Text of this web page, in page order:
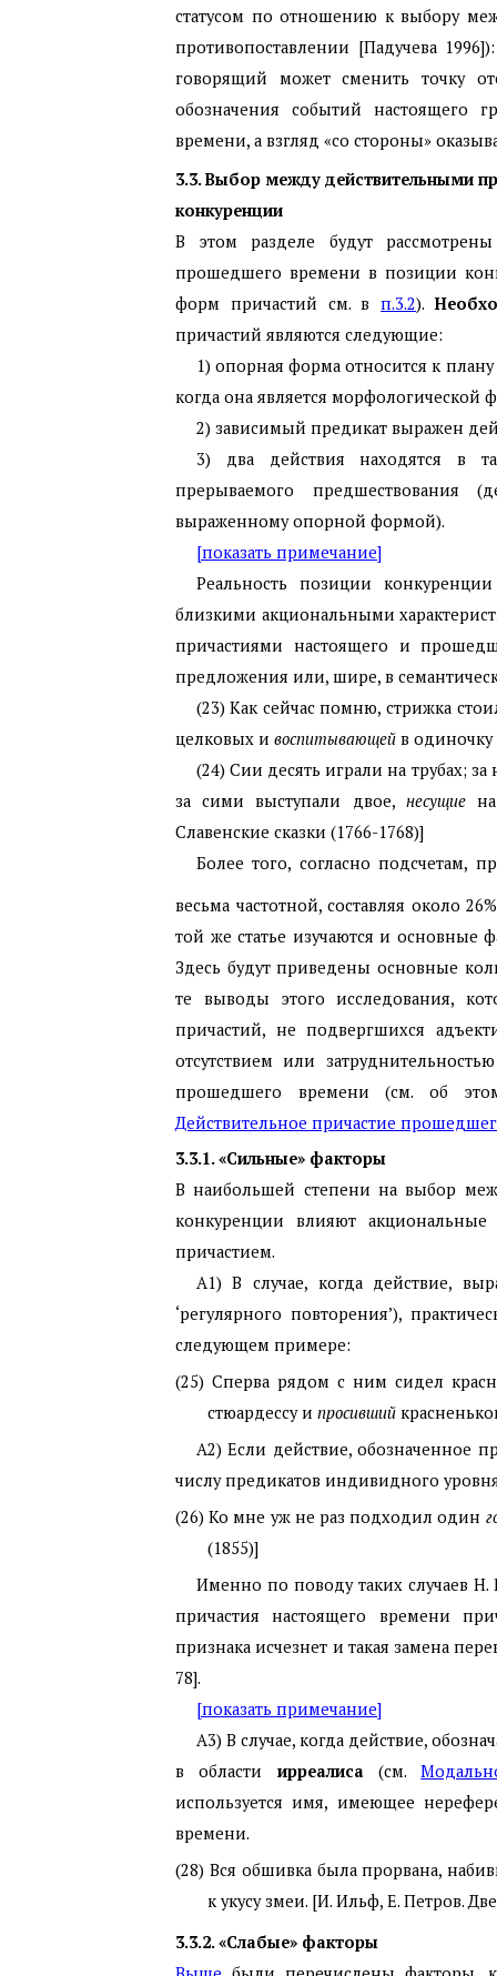
статусом по отношению к выбору
противопоставлении [Падучева
говорящий может сменить точку
обозначения событий настоящего
времени, а взгляд «со стороны»
3.3. Выбор между действительными
конкуренции
В этом разделе будут
прошедшего времени в позиции
форм причастий см. вп.3.2).
причастий являются следующие:
1) опорная форма относится к
когда она является
2) зависимый предикат выражен
3) два действия находятся в
прерываемого предшествования
выраженному опорной формой).
[показать примечание]
Реальность позиции
близкими акциональными
причастиями настоящего и
предложения или, шире, в
(23) Как сейчас помню, стрижка
целковых и воспитывающей в одиночку
(24) Сии десять играли на трубах;
за сими выступали двое, несущиена
Славенские сказки (1766-1768)]
Более того, согласно подсчетам,
весьма частотной, составляя около
той же статье изучаются и
Здесь будут приведены основные
те выводы этого исследования,
причастий, не подвергшихся
отсутствием или
прошедшего времени (см. об
Действительное причастие
3.3.1. «Сильные» факторы
В наибольшей степени на выбор
конкуренции влияют
причастием.
А1) В случае, когда действие,
‘регулярного повторения’),
следующем примере:
(25) Сперва рядом с ним сидел
стюардессу ипросивший
А2) Если действие, обозначенное
числу предикатов индивидного
(26) Ко мне уж не раз подходил один
(1855)]
Именно по поводу таких случаев Н.
причастия настоящего времени
признака исчезнет и такая замена
78].
[показать примечание]
А3) В случае, когда действие,
в области ирреалиса (см.
используется имя, имеющее
времени.
(28) Вся обшивка была прорвана,
к укусу змеи. [И. Ильф, Е. Петров.
3.3.2. «Слабые» факторы